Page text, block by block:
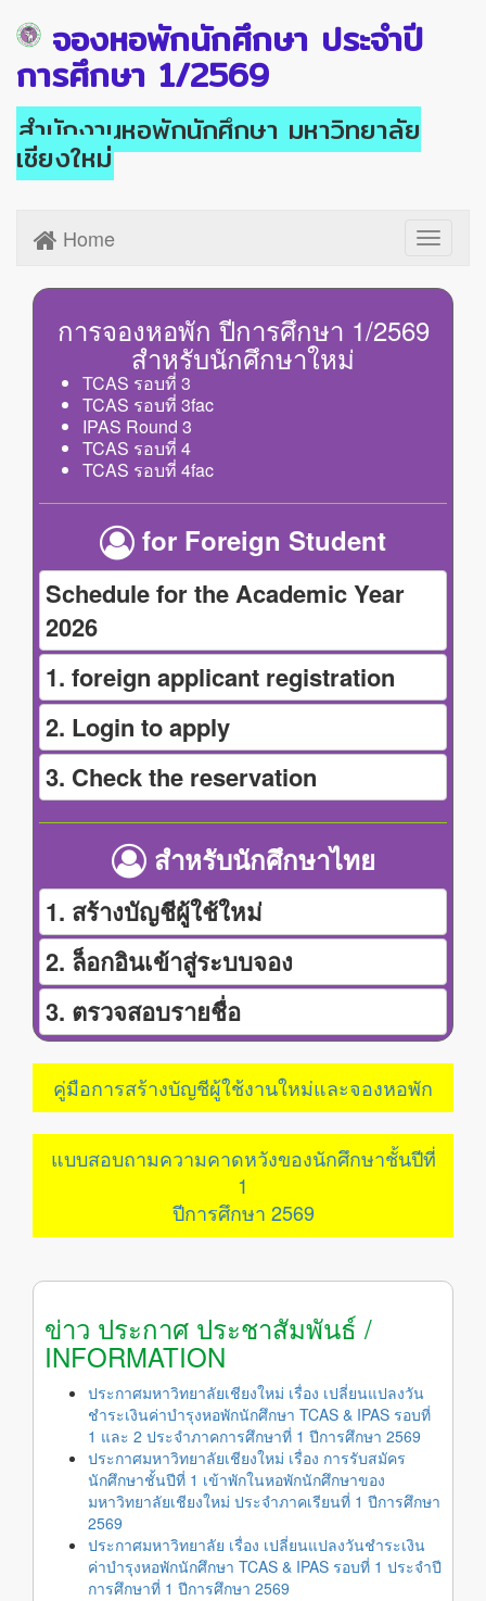
จองหอพักนักศึกษา ประจำปี
การศึกษา 1/2569
สำนักงานหอพักนักศึกษา มหาวิทยาลัย
เชียงใหม่
Toggle
Home
การจองหอพัก ปีการศึกษา 1/2569
สำหรับนักศึกษาใหม่
TCAS รอบที่ 3
TCAS รอบที่ 3fac
IPAS Round 3
TCAS รอบที่ 4
TCAS รอบที่ 4fac
for Foreign Student
Schedule for the Academic Year
2026
1. foreign applicant registration
2. Login to apply
3. Check the reservation
สำหรับนักศึกษาไทย
1. สร้างบัญชีผู้ใช้ใหม่
2. ล็อกอินเข้าสู่ระบบจอง
3. ตรวจสอบรายชื่อ
คู่มือการสร้างบัญชีผู้ใช้งานใหม่และจองหอพัก
แบบสอบถามความคาดหวังของนักศึกษาชั้นปีที่
1
ปีการศึกษา 2569
ข่าว ประกาศ ประชาสัมพันธ์ /
INFORMATION
ประกาศมหาวิทยาลัยเชียงใหม่ เรื่อง เปลี่ยนแปลงวัน
ชำระเงินค่าบำรุงหอพักนักศึกษา TCAS & IPAS รอบที่
1 และ 2 ประจำภาคการศึกษาที่ 1 ปีการศึกษา 2569
ประกาศมหาวิทยาลัยเชียงใหม่ เรื่อง การรับสมัคร
นักศึกษาชั้นปีที่ 1 เข้าพักในหอพักนักศึกษาของ
มหาวิทยาลัยเชียงใหม่ ประจำภาคเรียนที่ 1 ปีการศึกษา
2569
ประกาศมหาวิทยาลัย เรื่อง เปลี่ยนแปลงวันชำระเงิน
ค่าบำรุงหอพักนักศึกษา TCAS & IPAS รอบที่ 1 ประจำปี
การศึกษาที่ 1 ปีการศึกษา 2569